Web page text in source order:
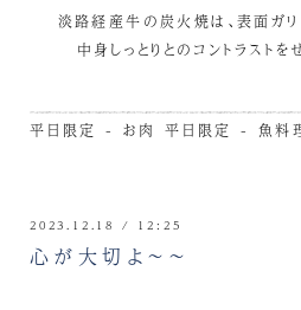
淡路経産牛の炭火焼は、表面ガリ
中身しっとりとのコントラストを
平日限定 - お肉 平日限定 - 魚料
2023.12.18 / 12:25
心が大切よ～～